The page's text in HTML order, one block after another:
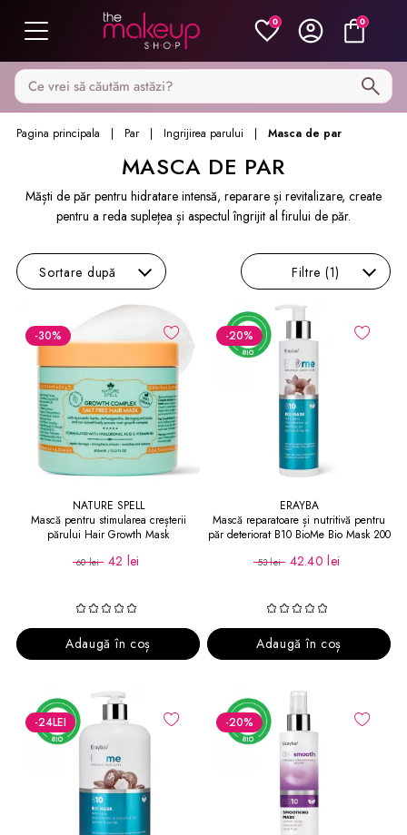
0 0
Caută pe MakeupShop
Pagina principala Par Ingrijirea parului Masca de par
MASCA DE PAR
Măști de păr pentru hidratare intensă, reparare și revitalizare, create
pentru a reda suplețea și aspectul îngrijit al firului de păr.
Sortare după Filtre (1)
-30%
NATURE SPELL
Mască pentru stimularea creșterii
părului Hair Growth Mask
60 lei 42 lei
Adaugă în coș
-20%
ERAYBA
Mască reparatoare și nutritivă pentru
păr deteriorat B10 BioMe Bio Mask 200
53 lei 42.40 lei
Adaugă în coș
-24LEI -20%